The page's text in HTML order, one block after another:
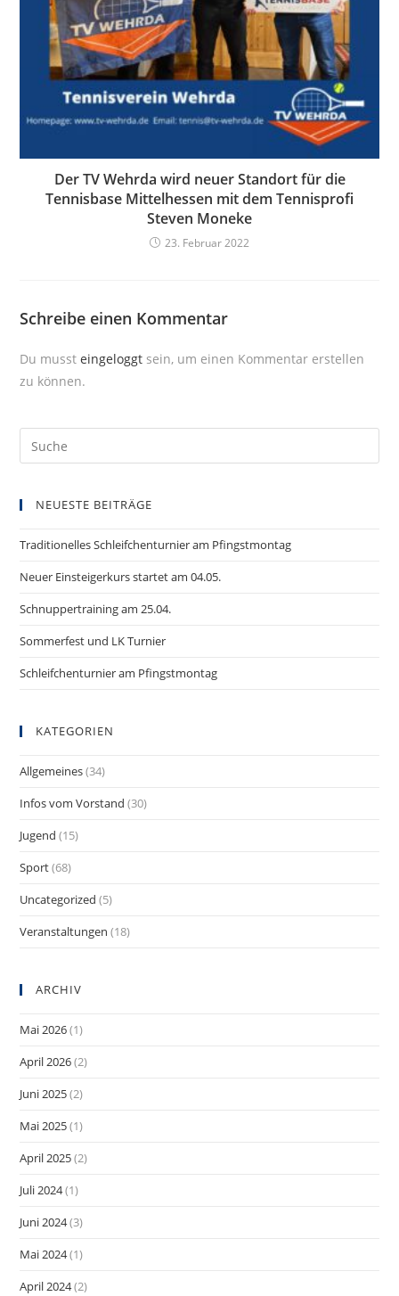
Der TV Wehrda wird neuer Standort für die
Tennisbase Mittelhessen mit dem Tennisprofi
Steven Moneke
23. Februar 2022
Schreibe einen Kommentar
Du mussteingeloggt sein, um einen Kommentar erstellen
zu können.
NEUESTE BEITRÄGE
Traditionelles Schleifchenturnier am Pfingstmontag
Neuer Einsteigerkurs startet am 04.05.
Schnuppertraining am 25.04.
Sommerfest und LK Turnier
Schleifchenturnier am Pfingstmontag
KATEGORIEN
Allgemeines(34)
Infos vom Vorstand (30)
Jugend (15)
Sport(68)
Uncategorized (5)
Veranstaltungen (18)
ARCHIV
Mai 2026(1)
April 2026(2)
Juni 2025(2)
Mai 2025(1)
April 2025(2)
Juli 2024(1)
Juni 2024(3)
Mai 2024(1)
April 2024(2)